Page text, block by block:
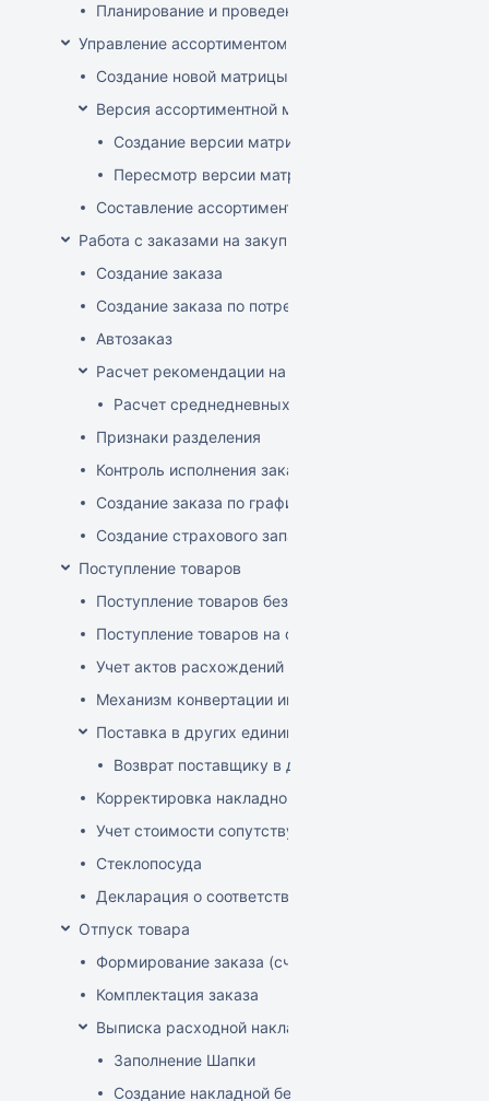
Планирование и проведение акций
Управление ассортиментом магазинов
Создание новой матрицы
Версия ассортиментной матрицы
Создание версии матрицы
Пересмотр версии матрицы
Составление ассортимента магазина
Работа с заказами на закупку
Создание заказа
Создание заказа по потребностям
Автозаказ
Расчет рекомендации на закупку
Расчет среднедневных продаж
Признаки разделения
Контроль исполнения заказов поставщиком
Создание заказа по графику
Создание страхового запаса
Поступление товаров
Поступление товаров без заказа
Поступление товаров на основе заказа
Учет актов расхождений при поступлении товаров
Механизм конвертации инвойсов из иностранной
Поставка в других единицах
Возврат поставщику в других единицах
Корректировка накладной (РФ)
Учет стоимости сопутствующих услуг в приходе
Стеклопосуда
Декларация о соответствии
Отпуск товара
Формирование заказа (счета-фактуры)
Комплектация заказа
Выписка расходной накладной
Заполнение Шапки
Создание накладной без заказа